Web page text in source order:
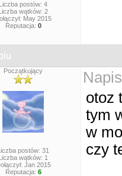
Liczba postów: 4
wątków: 2
May 2015
Reputacja: 0
Początkujący
postów: 31
wątków: 1
Jan 2015
Reputacja: 6
otoz
tym
w
czy